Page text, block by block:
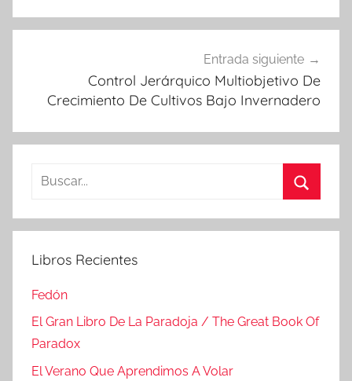
Entrada siguiente
Control Jerárquico Multiobjetivo De
Crecimiento De Cultivos Bajo Invernadero
Buscar:
Libros Recientes
Fedón
El Gran Libro De La Paradoja / The Great Book Of
Paradox
El Verano Que Aprendimos A Volar